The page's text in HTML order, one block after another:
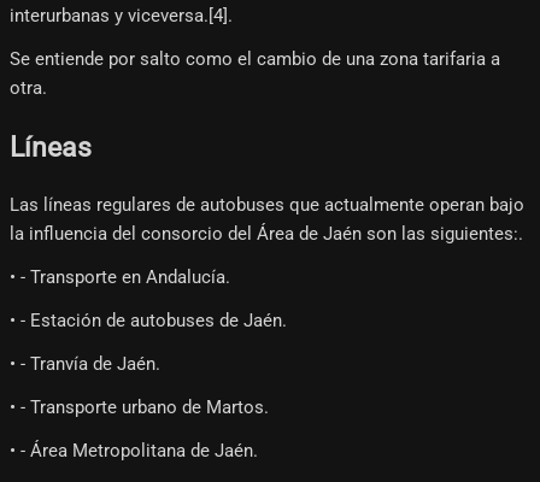
interurbanas y viceversa.[4]​.
Se entiende por salto como el cambio de una zona tarifaria a
otra.
Líneas
Las líneas regulares de autobuses que actualmente operan bajo
la influencia del consorcio del Área de Jaén son las siguientes:.
• - Transporte en Andalucía.
• - Estación de autobuses de Jaén.
• - Tranvía de Jaén.
• - Transporte urbano de Martos.
• - Área Metropolitana de Jaén.